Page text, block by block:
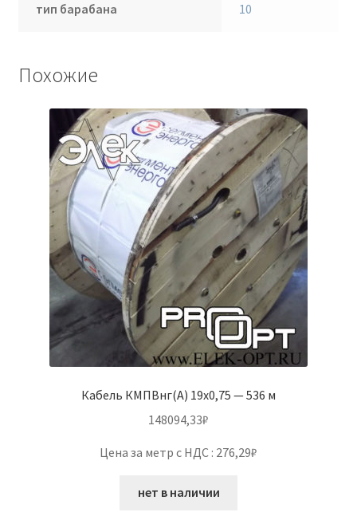
тип барабана 10
Похожие
Кабель КМПВнг(А) 19х0,75 — 536 м
148094,33₽
Цена за метр с НДС : 276,29₽
нет в наличии